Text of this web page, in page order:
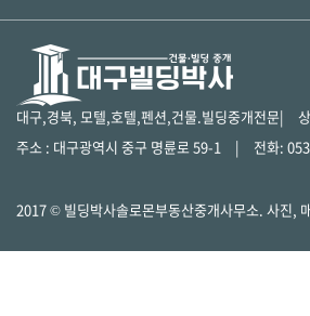
대구,경북, 모텔,호텔,펜션,건물.빌딩중개전문
주소 : 대구광역시 중구 명륜로 59-1 전화:
2017 © 빌딩박사솔로몬부동산중개사무소. 사진,